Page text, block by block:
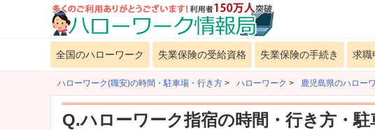
全国のハローワーク 失業保険の受給資格 失業保険の手続き 求職
ハローワーク(職安)の時間・駐車場・行き方 > ハローワーク > 鹿児島県のハロー
Q.ハローワーク指宿の時間・行き方・駐